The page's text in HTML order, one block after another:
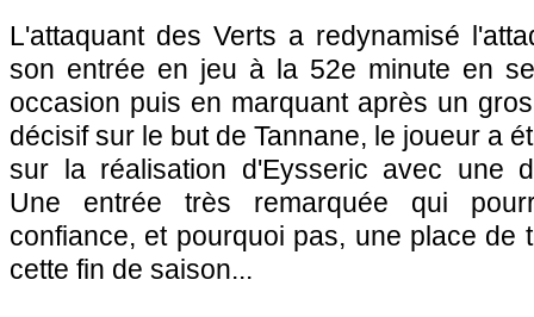
L'attaquant des Verts a redynamisé
son entrée en jeu à la 52e minute en
occasion puis en marquant après un
décisif sur le but de Tannane, le joueur a
sur la réalisation d'Eysseric avec une
Une entrée très remarquée qui
confiance, et pourquoi pas, une place de
cette fin de saison...